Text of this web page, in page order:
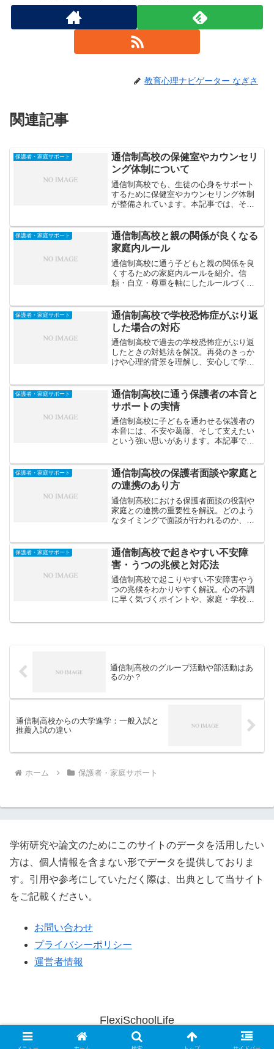
教育心理ナビゲーター なぎさ
関連記事
保護者・家庭サポート
通信制高校の保健室やカウンセリ
ング体制について
通信制高校でも、生徒の心身をサポート
するために保健室やカウンセリング体制
が整備されています。本記事では、その
す。
保護者・家庭サポート
通信制高校と親の関係が良くなる
家庭内ルール
通信制高校に通う子どもと親の関係を良
くするための家庭内ルールを紹介。信
頼・自立・尊重を軸にしたルールづくり
保護者・家庭サポート
通信制高校で学校恐怖症がぶり返
した場合の対応
通信制高校で過去の学校恐怖症がぶり返
したときの対処法を解説。再発のきっか
けや心理的背景を理解し、安心して学び
保護者・家庭サポート
通信制高校に通う保護者の本音と
サポートの実情
通信制高校に子どもを通わせる保護者の
本音には、不安や葛藤、そして支えたい
という強い思いがあります。本記事で
保護者・家庭サポート
通信制高校の保護者面談や家庭と
の連携のあり方
通信制高校における保護者面談の役割や
家庭との連携の重要性を解説。どのよう
なタイミングで面談が行われるのか、親
保護者・家庭サポート
通信制高校で起きやすい不安障
害・うつの兆候と対応法
通信制高校で起こりやすい不安障害やう
つの兆候をわかりやすく解説。心の不調
に早く気づくポイントや、家庭・学校で
通信制高校のグループ活動や部活動はあ
るのか？
通信制高校からの大学進学：一般入試と
推薦入試の違い
ホーム 保護者・家庭サポート
学術研究や論文のためにこのサイトのデータを活用したい
方は、個人情報を含まない形でデータを提供しておりま
す。引用や参考にしていただく際は、出典として当サイト
をご記載ください。
お問い合わせ
プライバシーポリシー
運営者情報
FlexiSchoolLife
© 2023 FlexiSchoolLife.